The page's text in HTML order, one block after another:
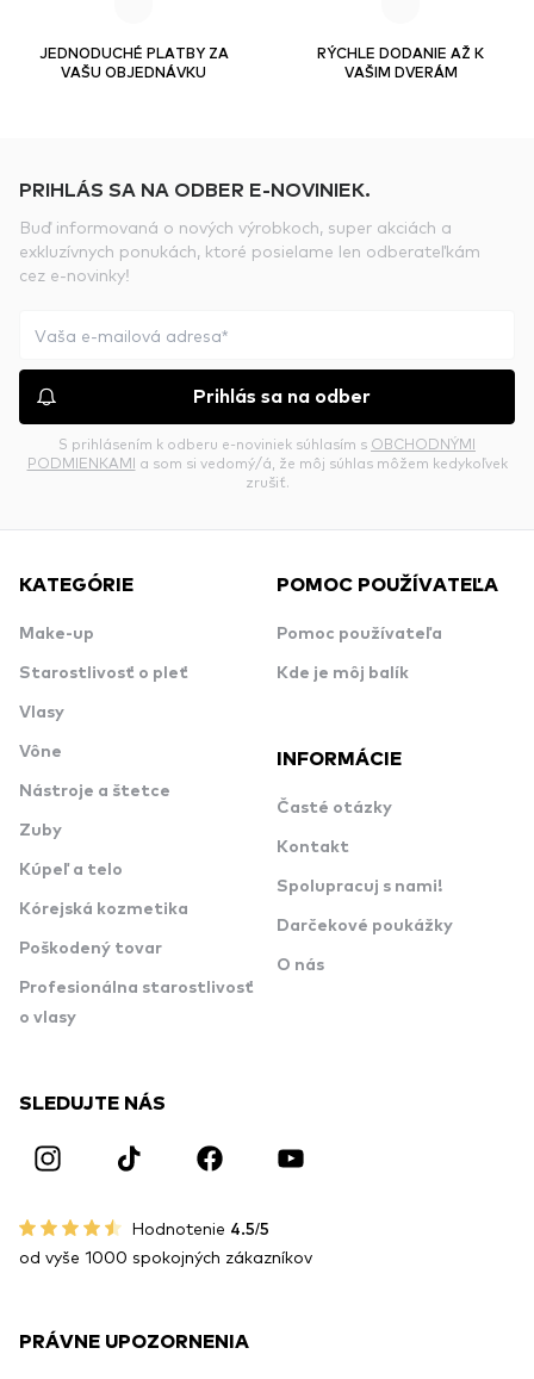
JEDNODUCHÉ PLATBY ZA
VAŠU OBJEDNÁVKU
RÝCHLE DODANIE AŽ K
VAŠIM DVERÁM
PRIHLÁS SA NA ODBER E-NOVINIEK.
Buď informovaná o nových výrobkoch, super akciách a
exkluzívnych ponukách, ktoré posielame len odberateľkám
cez e-novinky!
Prihlás sa na odber
S prihlásením k odberu e-noviniek súhlasím s OBCHODNÝMI
PODMIENKAMI a som si vedomý/á, že môj súhlas môžem kedykoľvek
zrušiť.
KATEGÓRIE
Make-up
Starostlivosť o pleť
Vlasy
Vône
Nástroje a štetce
Zuby
Kúpeľ a telo
Kórejská kozmetika
Poškodený tovar
Profesionálna starostlivosť
o vlasy
POMOC POUŽÍVATEĽA
Pomoc používateľa
Kde je môj balík
INFORMÁCIE
Časté otázky
Kontakt
Spolupracuj s nami!
Darčekové poukážky
O nás
SLEDUJTE NÁS
Hodnotenie 4.5/5
od vyše 1000 spokojných zákazníkov
PRÁVNE UPOZORNENIA